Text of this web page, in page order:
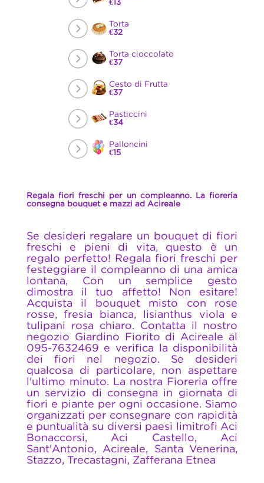
€13
Torta
€32
Torta cioccolato
€37
Cesto di Frutta
€37
Pasticcini
€34
Palloncini
€15
Regala fiori freschi per un compleanno. La fioreria
consegna bouquet e mazzi ad Acireale
Se desideri regalare un bouquet di fiori
freschi e pieni di vita, questo è un
regalo perfetto! Regala fiori freschi per
festeggiare il compleanno di una amica
lontana, Con un semplice gesto
dimostra il tuo affetto! Non esitare!
Acquista il bouquet misto con rose
rosse, fresia bianca, lisianthus viola e
tulipani rosa chiaro. Contatta il nostro
negozio Giardino Fiorito di Acireale al
095-7632469 e verifica la disponibilità
dei fiori nel negozio. Se desideri
qualcosa di particolare, non aspettare
l'ultimo minuto. La nostra Fioreria offre
un servizio di consegna in giornata di
fiori e piante per ogni occasione. Siamo
organizzati per consegnare con rapidità
e puntualità su diversi paesi limitrofi Aci
Bonaccorsi, Aci Castello, Aci
Sant'Antonio, Acireale, Santa Venerina,
Stazzo, Trecastagni, Zafferana Etnea